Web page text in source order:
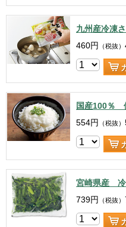
九州産冷凍
460円 （税抜）
国産100％
554円 （税抜）
宮崎県産 冷
739円 （税抜）